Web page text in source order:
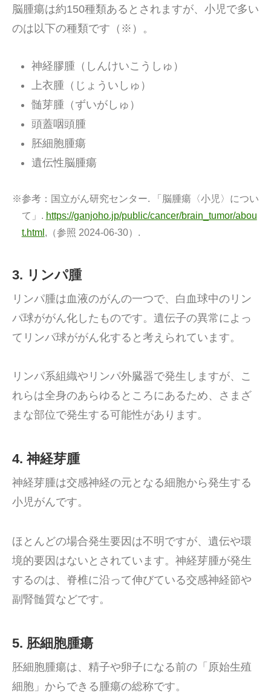
脳腫瘍は約150種類あるとされますが、小児で多い
のは以下の種類です（※）。
神経膠腫（しんけいこうしゅ）
上衣腫（じょういしゅ）
髄芽腫（ずいがしゅ）
頭蓋咽頭腫
胚細胞腫瘍
遺伝性脳腫瘍
※参考： 国立がん研究センター. 「脳腫瘍〈小児〉につい
て」. https://ganjoho.jp/public/cancer/brain_tumor/abou
t.html ,（参照 2024-06-30）.
3. リンパ腫
リンパ腫は血液のがんの一つで、白血球中のリン
パ球ががん化したものです。遺伝子の異常によっ
てリンパ球ががん化すると考えられています。
リンパ系組織やリンパ外臓器で発生しますが、こ
れらは全身のあらゆるところにあるため、さまざ
まな部位で発生する可能性があります。
4. 神経芽腫
神経芽腫は交感神経の元となる細胞から発生する
小児がんです。
ほとんどの場合発生要因は不明ですが、遺伝や環
境的要因はないとされています。神経芽腫が発生
するのは、脊椎に沿って伸びている交感神経節や
副腎髄質などです。
5. 胚細胞腫瘍
胚細胞腫瘍は、精子や卵子になる前の「原始生殖
細胞」からできる腫瘍の総称です。